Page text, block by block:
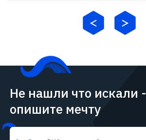
Не нашли что искали -
опишите мечту